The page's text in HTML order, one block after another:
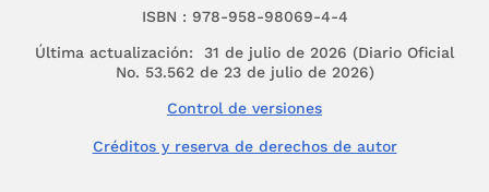
ISBN : 978-958-98069-4-4
Última actualización: 31 de julio de 2026 (Diario Oficial
No. 53.562 de 23 de julio de 2026)
Control de versiones
Créditos y reserva de derechos de autor